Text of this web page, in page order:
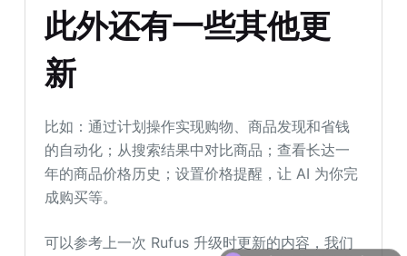
此外还有一些其他更
新
比如：通过计划操作实现购物、商品发现和省钱
的自动化；从搜索结果中对比商品；查看长达一
年的商品价格历史；设置价格提醒，让 AI 为你完
成购买等。
可以参考上一次 Rufus 升级时更新的内容，我们